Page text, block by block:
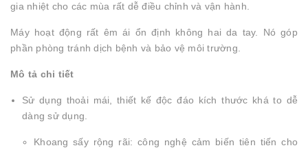
gia nhiệt cho các mùa rất dễ điều chỉnh và vận hành.
Máy hoạt động rất êm ái ổn định không hai da tay. Nó góp
phần phòng tránh dịch bệnh và bảo vệ môi trường.
Mô tả chi tiết
Sử dụng thoải mái, thiết kế độc đáo kích thước khá to dễ
dàng sử dụng.
Khoang sấy rộng rãi: công nghệ cảm biến tiên tiến cho